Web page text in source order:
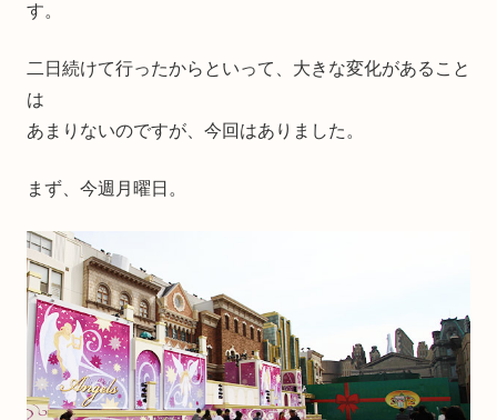
す。
二日続けて行ったからといって、大きな変化があること
は
あまりないのですが、今回はありました。
まず、今週月曜日。